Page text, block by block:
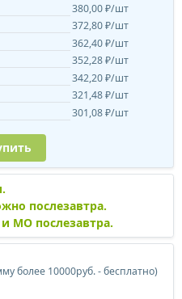
380,00 ₽/шт
372,80 ₽/шт
362,40 ₽/шт
352,28 ₽/шт
342,20 ₽/шт
321,48 ₽/шт
301,08 ₽/шт
послезавтра.
МО послезавтра.
более 10000руб. - бесплатно)